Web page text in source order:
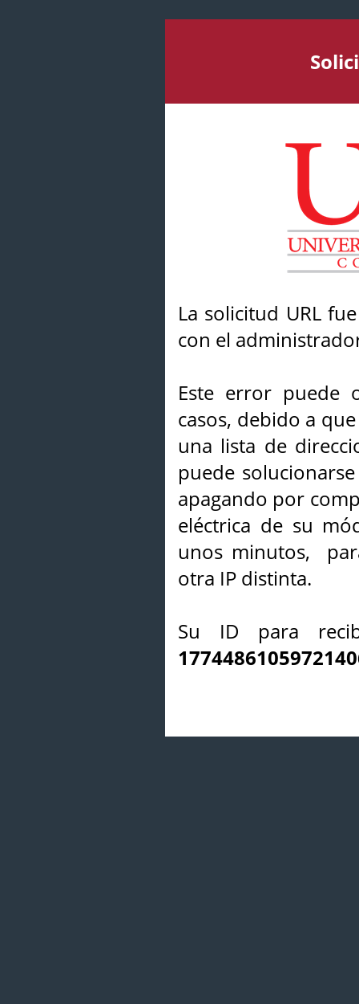
La solicitud URL
con el
Este error puede
casos, debido a
una lista de
puede
apagando por
eléctrica de su
unos minutos,
otra IP distinta.
Su ID para